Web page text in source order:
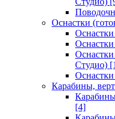
Оснастки
Студио)
Карабины,
[4]